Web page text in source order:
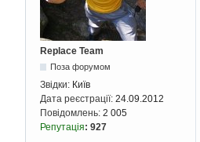
Replace Team
Поза форумом
Звідки: Київ
Дата реєстрації: 24.09.2012
Повідомлень: 2 005
Репутація: 927